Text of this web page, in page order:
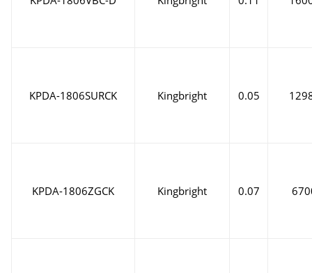
KPDA-1806SURCK Kingbright 0.05
KPDA-1806ZGCK Kingbright 0.07